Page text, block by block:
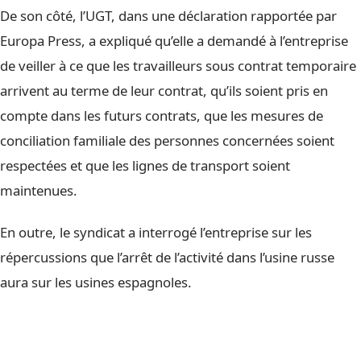
De son côté, l’UGT, dans une déclaration rapportée par
Europa Press, a expliqué qu’elle a demandé à l’entreprise
de veiller à ce que les travailleurs sous contrat temporaire
arrivent au terme de leur contrat, qu’ils soient pris en
compte dans les futurs contrats, que les mesures de
conciliation familiale des personnes concernées soient
respectées et que les lignes de transport soient
maintenues.
En outre, le syndicat a interrogé l’entreprise sur les
répercussions que l’arrêt de l’activité dans l’usine russe
aura sur les usines espagnoles.